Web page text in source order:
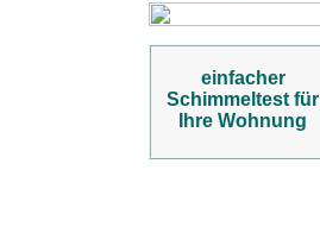
einfacher
Schimmeltest für
Ihre Wohnung